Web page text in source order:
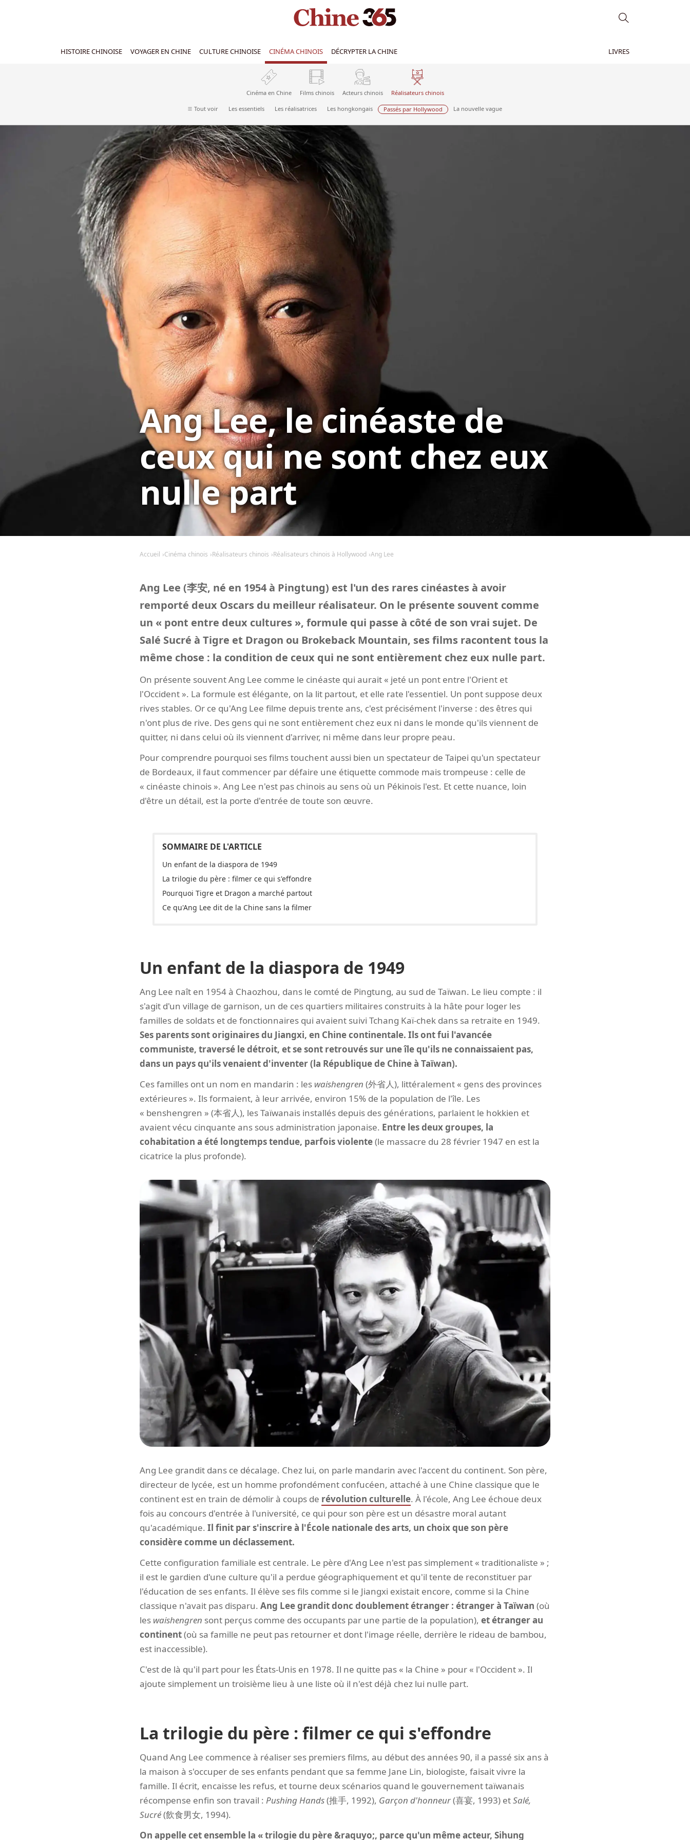
HISTOIRE CHINOISE VOYAGER EN CHINE CULTURE CHINOISE CINÉMA CHINOIS DÉCRYPTER LA CHINE LIVRES
Cinéma en Chine Films chinois Acteurs chinois Réalisateurs chinois
Tout voir Les essentiels Les réalisatrices Les hongkongais Passés par Hollywood La nouvelle vague
Ang Lee, le cinéaste de
ceux qui ne sont chez eux
nulle part
Accueil Cinéma chinois Réalisateurs chinois Réalisateurs chinois à Hollywood Ang Lee
Ang Lee (李安, né en 1954 à Pingtung) est l'un des rares cinéastes à avoir
remporté deux Oscars du meilleur réalisateur. On le présente souvent comme
un « pont entre deux cultures », formule qui passe à côté de son vrai sujet. De
Salé Sucré à Tigre et Dragon ou Brokeback Mountain, ses films racontent tous la
même chose : la condition de ceux qui ne sont entièrement chez eux nulle part.
On présente souvent Ang Lee comme le cinéaste qui aurait « jeté un pont entre l'Orient et
l'Occident ». La formule est élégante, on la lit partout, et elle rate l'essentiel. Un pont suppose deux
rives stables. Or ce qu'Ang Lee filme depuis trente ans, c'est précisément l'inverse : des êtres qui
n'ont plus de rive. Des gens qui ne sont entièrement chez eux ni dans le monde qu'ils viennent de
quitter, ni dans celui où ils viennent d'arriver, ni même dans leur propre peau.
Pour comprendre pourquoi ses films touchent aussi bien un spectateur de Taipei qu'un spectateur
de Bordeaux, il faut commencer par défaire une étiquette commode mais trompeuse : celle de
« cinéaste chinois ». Ang Lee n'est pas chinois au sens où un Pékinois l'est. Et cette nuance, loin
d'être un détail, est la porte d'entrée de toute son œuvre.
Un enfant de la diaspora de 1949
La trilogie du père : filmer ce qui s'effondre
Pourquoi Tigre et Dragon a marché partout
Ce qu'Ang Lee dit de la Chine sans la filmer
Un enfant de la diaspora de 1949
Ang Lee naît en 1954 à Chaozhou, dans le comté de Pingtung, au sud de Taïwan. Le lieu compte : il
s'agit d'un village de garnison, un de ces quartiers militaires construits à la hâte pour loger les
familles de soldats et de fonctionnaires qui avaient suivi Tchang Kaï-chek dans sa retraite en 1949.
Ses parents sont originaires du Jiangxi, en Chine continentale. Ils ont fui l'avancée
communiste, traversé le détroit, et se sont retrouvés sur une île qu'ils ne connaissaient pas,
dans un pays qu'ils venaient d'inventer (la République de Chine à Taïwan).
Ces familles ont un nom en mandarin : les waishengren (外省人), littéralement « gens des provinces
extérieures ». Ils formaient, à leur arrivée, environ 15% de la population de l'île. Les
« benshengren » (本省人), les Taïwanais installés depuis des générations, parlaient le hokkien et
avaient vécu cinquante ans sous administration japonaise. Entre les deux groupes, la
cohabitation a été longtemps tendue, parfois violente(le massacre du 28 février 1947 en est la
cicatrice la plus profonde).
Ang Lee grandit dans ce décalage. Chez lui, on parle mandarin avec l'accent du continent. Son père,
directeur de lycée, est un homme profondément confucéen, attaché à une Chine classique que le
continent est en train de démolir à coups de révolution culturelle. À l'école, Ang Lee échoue deux
fois au concours d'entrée à l'université, ce qui pour son père est un désastre moral autant
qu'académique. Il finit par s'inscrire à l'École nationale des arts, un choix que son père
considère comme un déclassement.
Cette configuration familiale est centrale. Le père d'Ang Lee n'est pas simplement « traditionaliste » ;
il est le gardien d'une culture qu'il a perdue géographiquement et qu'il tente de reconstituer par
l'éducation de ses enfants. Il élève ses fils comme si le Jiangxi existait encore, comme si la Chine
classique n'avait pas disparu. Ang Lee grandit donc doublement étranger : étranger à Taïwan (où
les waishengren sont perçus comme des occupants par une partie de la population), et étranger au
continent(où sa famille ne peut pas retourner et dont l'image réelle, derrière le rideau de bambou,
est inaccessible).
C'est de là qu'il part pour les États-Unis en 1978. Il ne quitte pas « la Chine » pour « l'Occident ». Il
ajoute simplement un troisième lieu à une liste où il n'est déjà chez lui nulle part.
La trilogie du père : filmer ce qui s'effondre
Quand Ang Lee commence à réaliser ses premiers films, au début des années 90, il a passé six ans à
la maison à s'occuper de ses enfants pendant que sa femme Jane Lin, biologiste, faisait vivre la
famille. Il écrit, encaisse les refus, et tourne deux scénarios quand le gouvernement taïwanais
récompense enfin son travail : Pushing Hands(推手, 1992), Garçon d'honneur(喜宴, 1993) etSalé,
Sucré(飲食男女, 1994).
On appelle cet ensemble la « trilogie du père &raquyo;, parce qu'un même acteur, Sihung